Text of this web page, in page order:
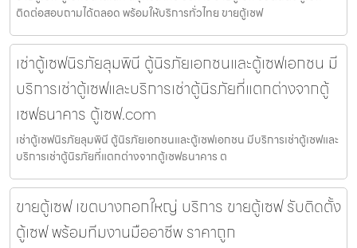
ติดต่อสอบถามได้ตลอด พร้อมให้บริการทั่วไทย ขายตู้เซฟ
เช่าตู้เซฟนิรภัยลุมพินี ตู้นิรภัยเอกชนและตู้เซฟเอกชน มี
บริการเช่าตู้เซฟและบริการเช่าตู้นิรภัยที่แตกต่างจากตู้
เซฟธนาคาร ตู้เซฟ.com
เช่าตู้เซฟนิรภัยลุมพินี ตู้นิรภัยเอกชนและตู้เซฟเอกชน มีบริการเช่าตู้เซฟและ
บริการเช่าตู้นิรภัยที่แตกต่างจากตู้เซฟธนาคาร ต
ขายตู้เซฟ เขตบางกอกใหญ่ บริการ ขายตู้เซฟ รับติดตั้ง
ตู้เซฟ พร้อมทีมงานมืออาชีพ ราคาถูก